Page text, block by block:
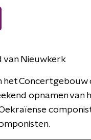
van Nieuwkerk
Concertgebouw
opnamen